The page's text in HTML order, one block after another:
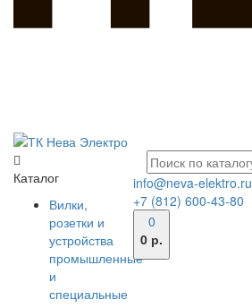
Каталог
Вилки,
розетки и
устройства
промышленные
и
специальные
info@neva-elektro.ru
+7 (812) 600-43-80
0
0 р.